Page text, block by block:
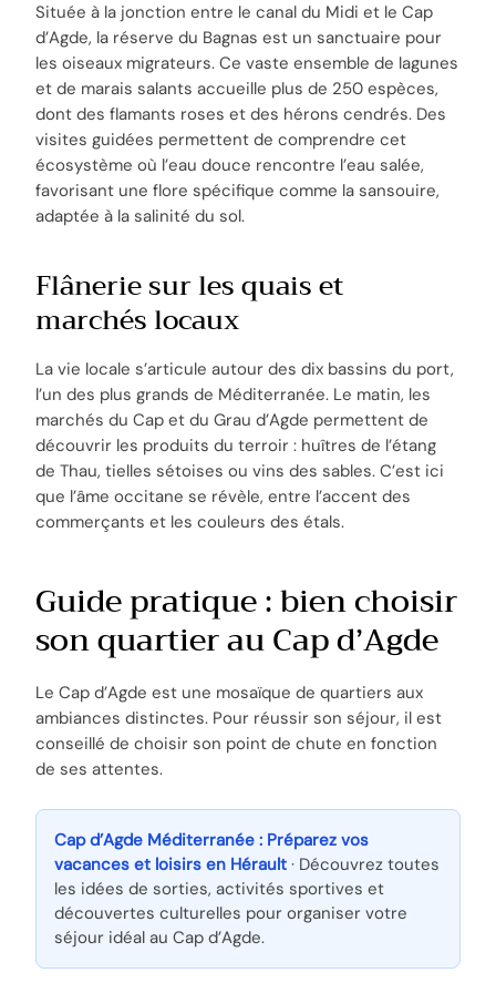
Située à la jonction entre le canal du Midi et le Cap
d’Agde, la réserve du Bagnas est un sanctuaire pour
les oiseaux migrateurs. Ce vaste ensemble de lagunes
et de marais salants accueille plus de 250 espèces,
dont des flamants roses et des hérons cendrés. Des
visites guidées permettent de comprendre cet
écosystème où l’eau douce rencontre l’eau salée,
favorisant une flore spécifique comme la sansouire,
adaptée à la salinité du sol.
Flânerie sur les quais et
marchés locaux
La vie locale s’articule autour des dix bassins du port,
l’un des plus grands de Méditerranée. Le matin, les
marchés du Cap et du Grau d’Agde permettent de
découvrir les produits du terroir : huîtres de l’étang
de Thau, tielles sétoises ou vins des sables. C’est ici
que l’âme occitane se révèle, entre l’accent des
commerçants et les couleurs des étals.
Guide pratique : bien choisir
son quartier au Cap d’Agde
Le Cap d’Agde est une mosaïque de quartiers aux
ambiances distinctes. Pour réussir son séjour, il est
conseillé de choisir son point de chute en fonction
de ses attentes.
Cap d’Agde Méditerranée : Préparez vos
vacances et loisirs en Hérault · Découvrez toutes
les idées de sorties, activités sportives et
découvertes culturelles pour organiser votre
séjour idéal au Cap d’Agde.